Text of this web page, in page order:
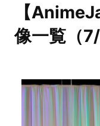
【
像一覧（7/